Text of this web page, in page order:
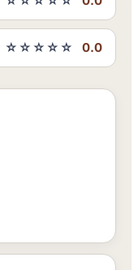
☆☆☆☆☆ 0.0